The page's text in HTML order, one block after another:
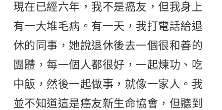
現在已經六年，我不是癌友，但我身上
有一大堆毛病。有一天，我打電話給退
休的同事，她說退休後去一個很和善的
團體，每一個人都很好，一起煉功、吃
中飯，然後一起做事，就像一家人。我
並不知道這是癌友新生命協會，但聽到